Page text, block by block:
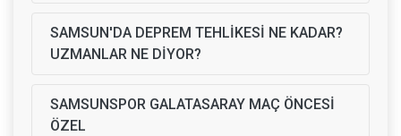
SAMSUN'DA DEPREM TEHLİKESİ NE KADAR?
UZMANLAR NE DİYOR?
SAMSUNSPOR GALATASARAY MAÇ ÖNCESİ
ÖZEL